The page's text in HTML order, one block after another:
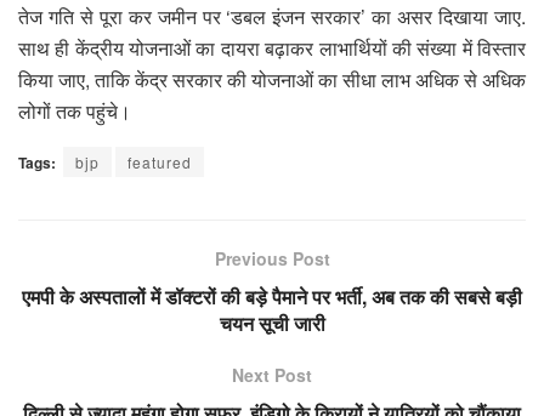
तेज गति से पूरा कर जमीन पर ‘डबल इंजन सरकार’ का असर दिखाया जाए.
साथ ही केंद्रीय योजनाओं का दायरा बढ़ाकर लाभार्थियों की संख्या में विस्तार
किया जाए, ताकि केंद्र सरकार की योजनाओं का सीधा लाभ अधिक से अधिक
लोगों तक पहुंचे।
Tags: bjp featured
Previous Post
एमपी के अस्पतालों में डॉक्टरों की बड़े पैमाने पर भर्ती, अब तक की सबसे बड़ी
चयन सूची जारी
Next Post